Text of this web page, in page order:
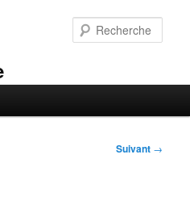
Suivant →